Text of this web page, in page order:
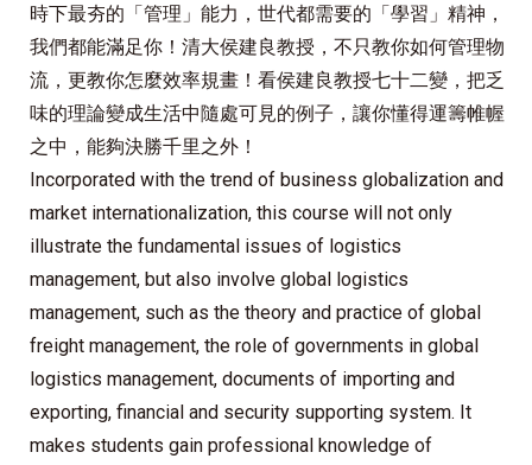
時下最夯的「管理」能力，世代都需要的「學習」精神，
我們都能滿足你！清大侯建良教授，不只教你如何管理物
流，更教你怎麼效率規畫！看侯建良教授七十二變，把乏
味的理論變成生活中隨處可見的例子，讓你懂得運籌帷幄
之中，能夠決勝千里之外！
Incorporated with the trend of business globalization and
market internationalization, this course will not only
illustrate the fundamental issues of logistics
management, but also involve global logistics
management, such as the theory and practice of global
freight management, the role of governments in global
logistics management, documents of importing and
exporting, financial and security supporting system. It
makes students gain professional knowledge of